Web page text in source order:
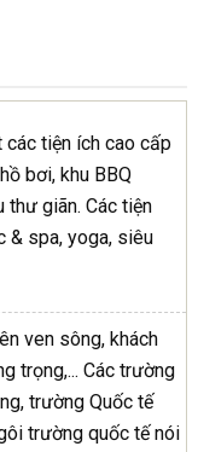
tiện ích cao cấp
bơi, khu BBQ
thư giãn. Các tiện
& spa, yoga, siêu
ven sông, khách
trọng,... Các trường
trường Quốc tế
trường quốc tế nói